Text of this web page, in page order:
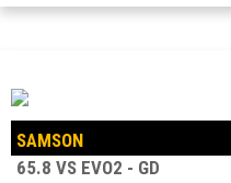
SAMSON
65.8 VS EVO2 - GD